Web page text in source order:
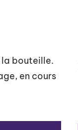
la bouteille.
en cours